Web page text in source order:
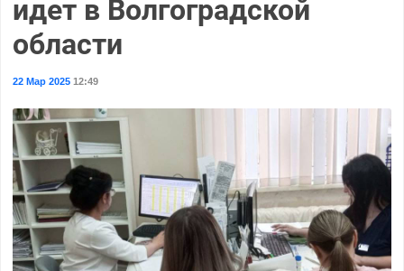
идет в Волгоградской
области
22 Мар 202512:49